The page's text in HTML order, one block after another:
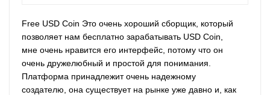
Free USD Coin Это очень хороший сборщик, который
позволяет нам бесплатно зарабатывать USD Coin,
мне очень нравится его интерфейс, потому что он
очень дружелюбный и простой для понимания.
Платформа принадлежит очень надежному
создателю, она существует на рынке уже давно и, как